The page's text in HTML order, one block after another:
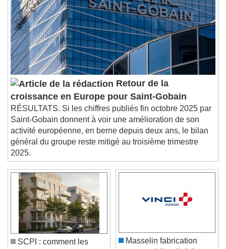
Descriptions
descriptions off , selected
Subtitles
subtitles settings, opens subtitles
settings dialog
subtitles off, selected
Audio Track
Picture-in-Picture
Fullscreen
This is a modal window.
Beginning of dialog window. Escape will cancel
and close the window.
Text
Color Opacity
Text Background
Color Opacity
Caption Area Background
Color
Retour de la
croissance en Europe pour Saint-Gobain
RÉSULTATS. Si les chiffres publiés fin octobre 2025 par
Saint-Gobain donnent à voir une amélioration de son
activité européenne, en berne depuis deux ans, le bilan
général du groupe reste mitigé au troisième trimestre
2025.